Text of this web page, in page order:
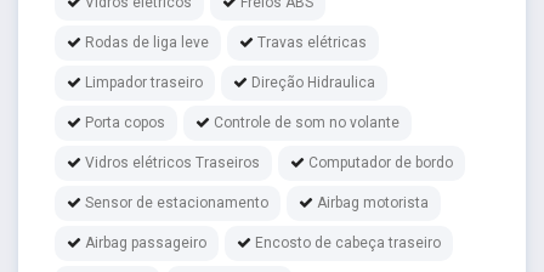
Rodas de liga leve Travas elétricas
Limpador traseiro Direção Hidraulica
Porta copos Controle de som no volante
Vidros elétricos Traseiros Computador de bordo
Sensor de estacionamento Airbag motorista
Airbag passageiro Encosto de cabeça traseiro